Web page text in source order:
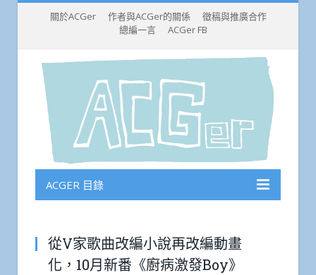
關於ACGer 作者與ACGer的關係
徵稿與推廣合作
總編一言
ACGer FB
ACGER 目錄
從V家歌曲改編小說再改編動畫
化，10月新番《廚病激發Boy》